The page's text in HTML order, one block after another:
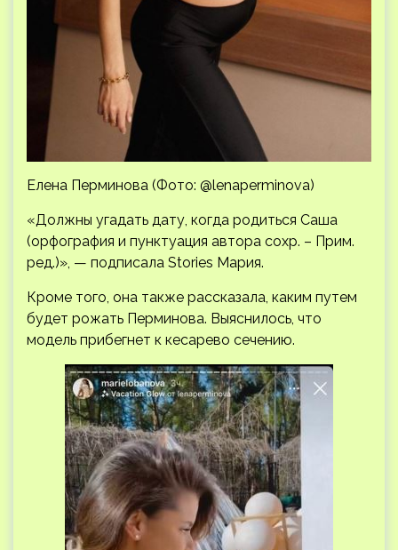
Елена Перминова (Фото: @lenaperminova)
«Должны угадать дату, когда родиться Саша
(орфография и пунктуация автора сохр. – Прим.
ред.)», — подписала Stories Мария.
Кроме того, она также рассказала, каким путем
будет рожать Перминова. Выяснилось, что
модель прибегнет к кесарево сечению.